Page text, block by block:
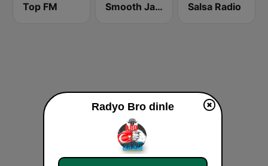
Top FM Smooth Jazz CD 101.9 FM Salsa Radio
Radyo Bro dinle